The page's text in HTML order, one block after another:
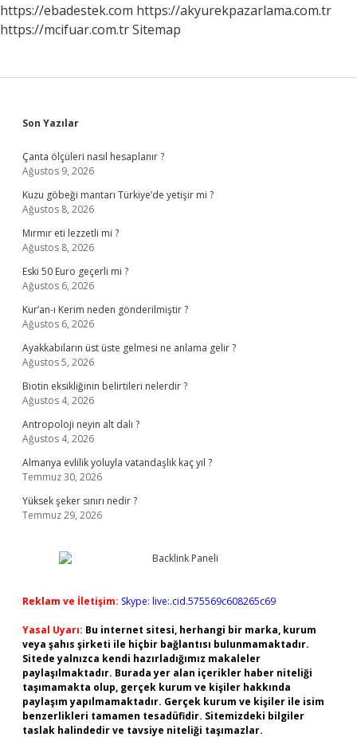
https://ebadestek.com https://akyurekpazarlama.com.tr
https://mcifuar.com.trSitemap
Sidebar
Son Yazılar
Çanta ölçüleri nasıl hesaplanır ?
Ağustos 9, 2026
Kuzu göbeği mantarı Türkiye’de yetişir mi ?
Ağustos 8, 2026
Mırmır eti lezzetli mi ?
Ağustos 8, 2026
Eski 50 Euro geçerli mi ?
Ağustos 6, 2026
Kur’an-ı Kerim neden gönderilmiştir ?
Ağustos 6, 2026
Ayakkabıların üst üste gelmesi ne anlama gelir ?
Ağustos 5, 2026
Biotin eksikliğinin belirtileri nelerdir ?
Ağustos 4, 2026
Antropoloji neyin alt dalı ?
Ağustos 4, 2026
Almanya evlilik yoluyla vatandaşlık kaç yıl ?
Temmuz 30, 2026
Yüksek şeker sınırı nedir ?
Temmuz 29, 2026
Reklam ve İletişim: Skype: live:.cid.575569c608265c69
Yasal Uyarı: Bu internet sitesi, herhangi bir marka, kurum
veya şahıs şirketi ile hiçbir bağlantısı bulunmamaktadır.
Sitede yalnızca kendi hazırladığımız makaleler
paylaşılmaktadır. Burada yer alan içerikler haber niteliği
taşımamakta olup, gerçek kurum ve kişiler hakkında
paylaşım yapılmamaktadır. Gerçek kurum ve kişiler ile isim
benzerlikleri tamamen tesadüfidir. Sitemizdeki bilgiler
taslak halindedir ve tavsiye niteliği taşımazlar.